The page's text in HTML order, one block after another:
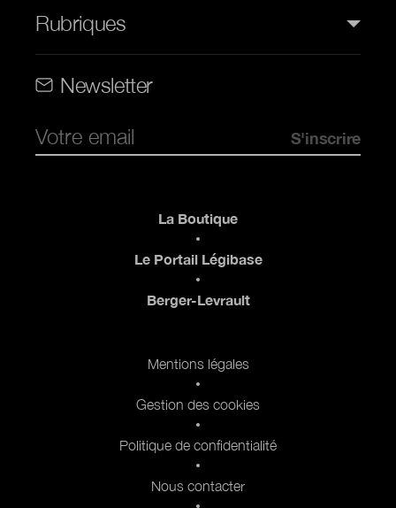
Rubriques
Newsletter
La Boutique
Le Portail Légibase
Berger-Levrault
Mentions légales
Gestion des cookies
Politique de confidentialité
Nous contacter